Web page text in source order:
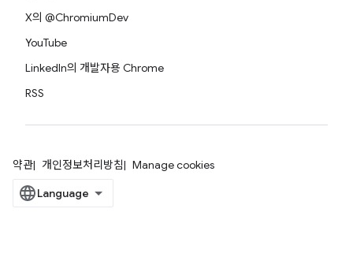
X의 @ChromiumDev
YouTube
LinkedIn의 개발자용 Chrome
RSS
약관 개인정보처리방침 Manage cookies